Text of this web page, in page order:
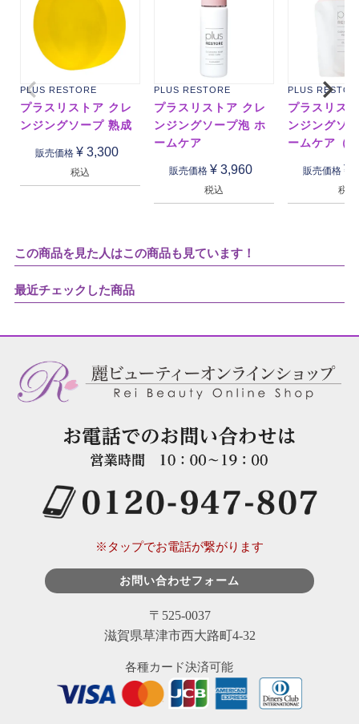
PLUS RESTORE
プラスリストア クレ
ンジングソープ 熟成
販売価格 ¥ 3,300
税込
PLUS RESTORE
プラスリストア クレ
ンジングソープ泡 ホ
ームケア
販売価格 ¥ 3,960
税込
PLUS
プラスリス
ンジングソ
ームケア（
販売価格 ¥
税込
この商品を見た人はこの商品も見ています！
最近チェックした商品
※タップでお電話が繋がります
お問い合わせフォーム
〒525-0037
滋賀県草津市西大路町4-32
各種カード決済可能